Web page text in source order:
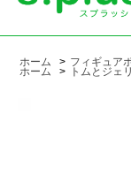
ホーム > フィギュア
ホーム > トムとジェ